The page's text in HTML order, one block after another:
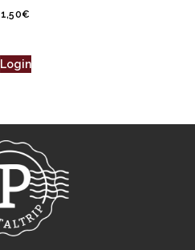
1,50€
Login